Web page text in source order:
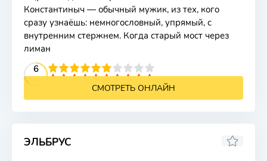
Константиныч — обычный мужик, из тех, кого
сразу узнаёшь: немногословный, упрямый, с
внутренним стержнем. Когда старый мост через
лиман
6
4 5 6 7 8 9 10
СМОТРЕТЬ ОНЛАЙН
ЭЛЬБРУС